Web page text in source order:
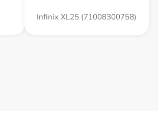
Infinix XL25 (71008300758)